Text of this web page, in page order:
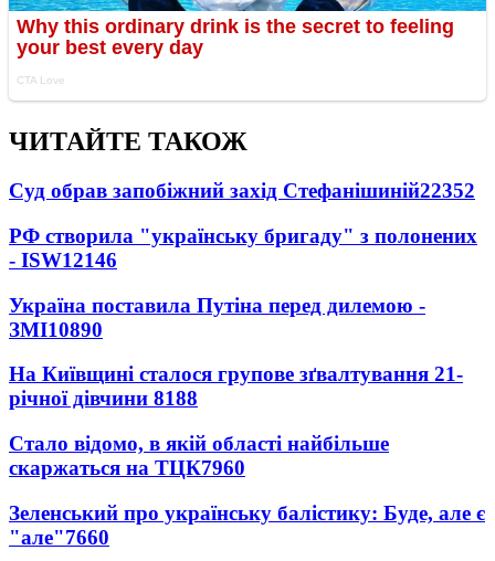
ЧИТАЙТЕ ТАКОЖ
Суд обрав запобіжний захід Стефанішиній22352
РФ створила "українську бригаду" з полонених
- ISW12146
Україна поставила Путіна перед дилемою -
ЗМІ10890
На Київщині сталося групове зґвалтування 21-
річної дівчини 8188
Стало відомо, в якій області найбільше
скаржаться на ТЦК7960
Зеленський про українську балістику: Буде, але є
"але"7660